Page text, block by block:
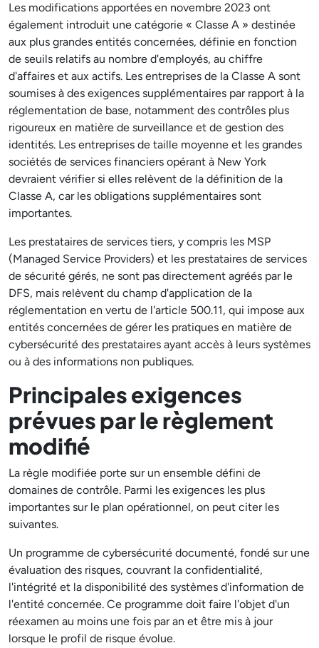
Les modifications apportées en novembre 2023 ont
également introduit une catégorie « Classe A » destinée
aux plus grandes entités concernées, définie en fonction
de seuils relatifs au nombre d'employés, au chiffre
d'affaires et aux actifs. Les entreprises de la Classe A sont
soumises à des exigences supplémentaires par rapport à la
réglementation de base, notamment des contrôles plus
rigoureux en matière de surveillance et de gestion des
identités. Les entreprises de taille moyenne et les grandes
sociétés de services financiers opérant à New York
devraient vérifier si elles relèvent de la définition de la
Classe A, car les obligations supplémentaires sont
importantes.
Les prestataires de services tiers, y compris les MSP
(Managed Service Providers) et les prestataires de services
de sécurité gérés, ne sont pas directement agréés par le
DFS, mais relèvent du champ d'application de la
réglementation en vertu de l'article 500.11, qui impose aux
entités concernées de gérer les pratiques en matière de
cybersécurité des prestataires ayant accès à leurs systèmes
ou à des informations non publiques.
Principales exigences
prévues par le règlement
modifié
La règle modifiée porte sur un ensemble défini de
domaines de contrôle. Parmi les exigences les plus
importantes sur le plan opérationnel, on peut citer les
suivantes.
Un programme de cybersécurité documenté, fondé sur une
évaluation des risques, couvrant la confidentialité,
l'intégrité et la disponibilité des systèmes d'information de
l'entité concernée. Ce programme doit faire l'objet d'un
réexamen au moins une fois par an et être mis à jour
lorsque le profil de risque évolue.